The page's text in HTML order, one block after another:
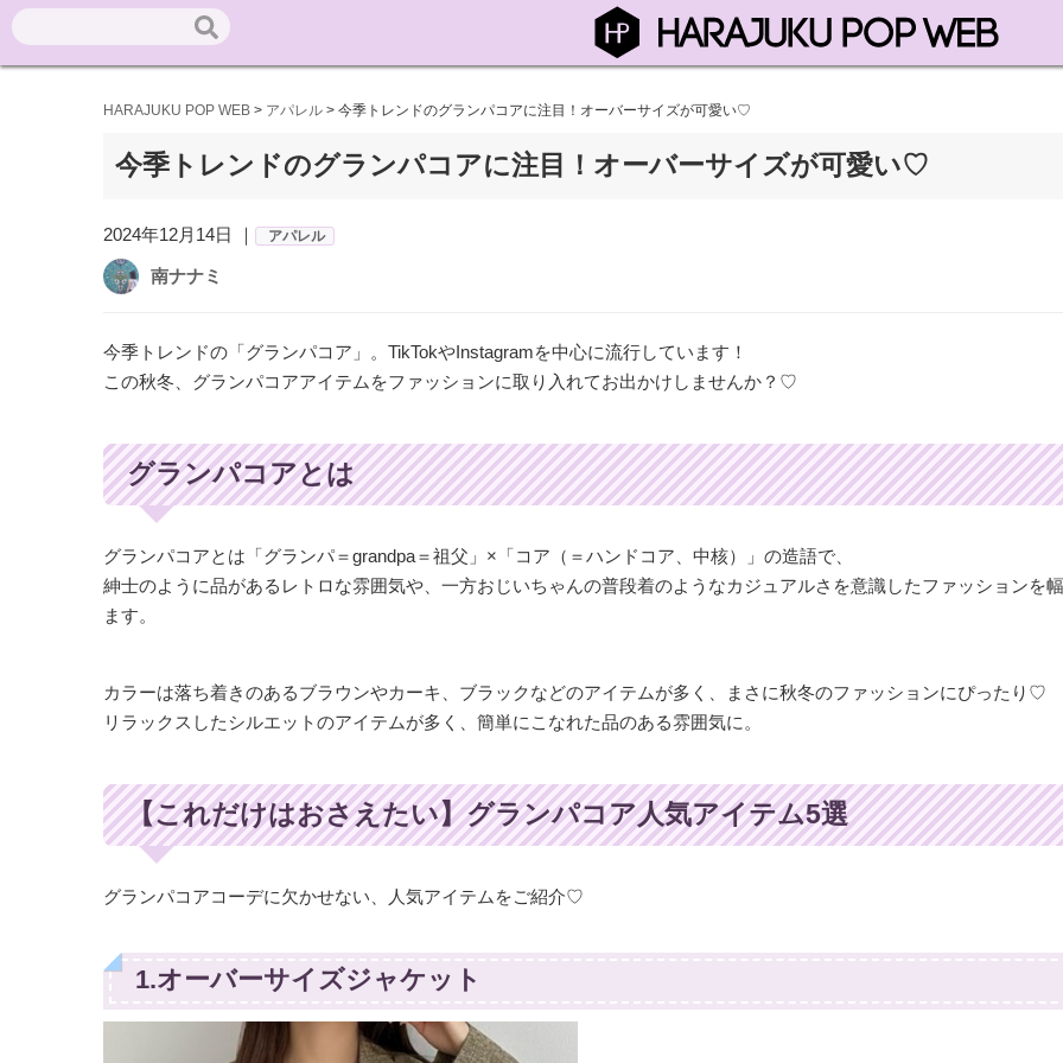
HARAJUKU POP WEB > アパレル > 今季トレンドのグランパコアに注目！オーバーサイズが可愛い♡
今季トレンドのグランパコアに注目！オーバーサイズが可愛い♡
2024年12月14日 ｜ アパレル
南ナナミ
今季トレンドの「グランパコア」。TikTokやInstagramを中心に流行しています！
この秋冬、グランパコアアイテムをファッションに取り入れてお出かけしませんか？♡
グランパコアとは
グランパコアとは「グランパ＝grandpa＝祖父」×「コア（＝ハンドコア、中核）」の造語で、
紳士のように品があるレトロな雰囲気や、一方おじいちゃんの普段着のようなカジュアルさを意識したファッションを
ます。
カラーは落ち着きのあるブラウンやカーキ、ブラックなどのアイテムが多く、まさに秋冬のファッションにぴったり♡
リラックスしたシルエットのアイテムが多く、簡単にこなれた品のある雰囲気に。
【これだけはおさえたい】グランパコア人気アイテム5選
グランパコアコーデに欠かせない、人気アイテムをご紹介♡
1.オーバーサイズジャケット